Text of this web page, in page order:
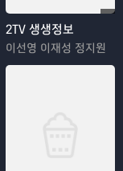
2TV 생생정보
이선영 이재성 정지원